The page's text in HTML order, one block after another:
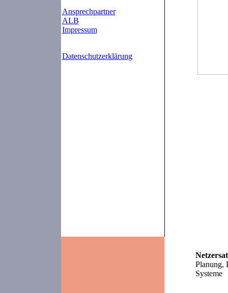
Ansprechpartner
ALB
Impressum
Datenschutzerklärung
Planung,
Systeme